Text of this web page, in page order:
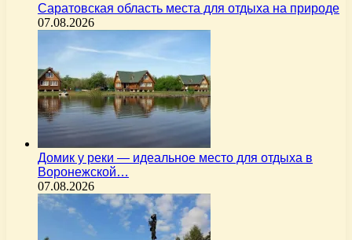
Саратовская область места для отдыха на природе
07.08.2026
Домик у реки — идеальное место для отдыха в
Воронежской…
07.08.2026